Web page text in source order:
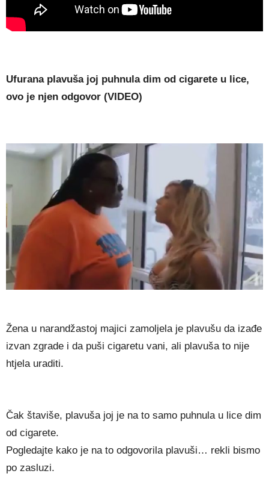
Ufurana plavuša joj puhnula dim od cigarete u lice,
ovo je njen odgovor (VIDEO)
Žena u narandžastoj majici zamoljela je plavušu da izađe
izvan zgrade i da puši cigaretu vani, ali plavuša to nije
htjela uraditi.
Čak štaviše, plavuša joj je na to samo puhnula u lice dim
od cigarete.
Pogledajte kako je na to odgovorila plavuši… rekli bismo
po zasluzi.